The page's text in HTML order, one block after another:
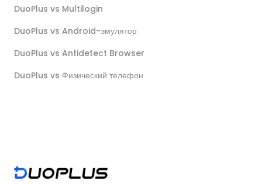
DuoPlus vs Multilogin
DuoPlus vs Android-эмулятор
DuoPlus vs Antidetect Browser
DuoPlus vs Физический телефон